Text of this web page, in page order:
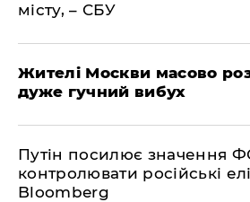
місту, – СБУ
Жителі Москви масово
дуже гучний вибух
Путін посилює значення
контролювати російські
Bloomberg